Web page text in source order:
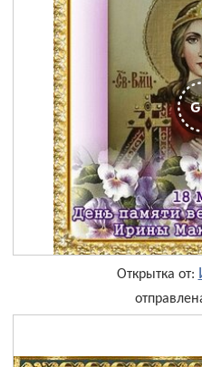
Открытка от: